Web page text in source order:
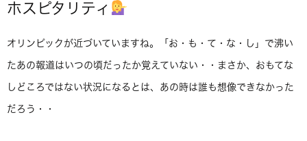
ホスピタリティ
オリンピックが近づいていますね。「お・も・て・な・し」で沸い
たあの報道はいつの頃だったか覚えていない・・まさか、おもてな
しどころではない状況になるとは、あの時は誰も想像できなかった
だろう・・